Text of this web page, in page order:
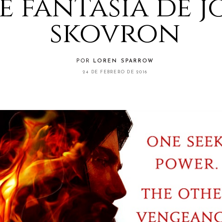
fantasía de
skovron
POR LOREN SPARROW
24 DE FEBRERO DE 2016